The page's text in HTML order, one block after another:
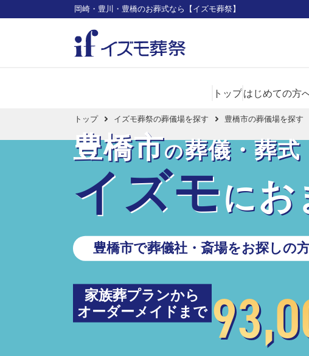
岡崎・豊川・豊橋のお葬式なら【イズモ葬祭】
トップはじめての方
トップ イズモ葬祭の葬儀場を探す 豊橋市の葬儀場を探す
豊橋市の葬儀・葬式
イズモにお
豊橋市で葬儀社・斎場をお探しの
家族葬プランから
オーダーメイドまで